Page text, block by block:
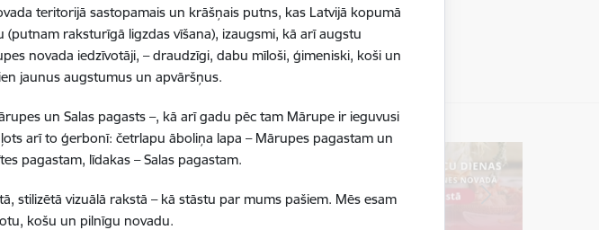
teritorijā sastopamais un krāšņais putns, kas Latvijā kopumā
raksturīgā ligzdas vīšana), izaugsmi, kā arī augstu
novada iedzīvotāji, – draudzīgi, dabu mīloši, ģimeniski, koši un
jaunus augstumus un apvāršņus.
un Salas pagasts –, kā arī gadu pēc tam Mārupe ir ieguvusi
arī to ģerbonī: četrlapu āboliņa lapa – Mārupes pagastam un
pagastam, līdakas – Salas pagastam.
stilizētā vizuālā rakstā – kā stāstu par mums pašiem. Mēs esam
košu un pilnīgu novadu.